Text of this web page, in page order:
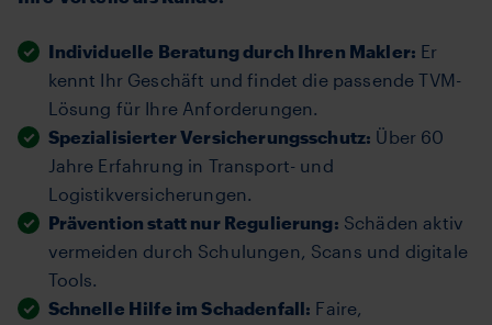
Individuelle Beratung durch Ihren Makler: Er
kennt Ihr Geschäft und findet die passende TVM-
Lösung für Ihre Anforderungen.
Spezialisierter Versicherungsschutz: Über 60
Jahre Erfahrung in Transport- und
Logistikversicherungen.
Prävention statt nur Regulierung: Schäden aktiv
vermeiden durch Schulungen, Scans und digitale
Tools.
Schnelle Hilfe im Schadenfall: Faire,